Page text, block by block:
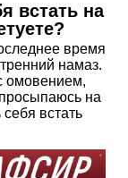
встать на
время
намаз.
омовением,
просыпаюсь на
встать